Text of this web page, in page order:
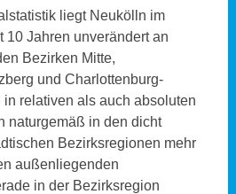
liegt Neukölln im
10 Jahren unverändert an
Bezirken Mitte,
und Charlottenburg-
relativen als auch absoluten
naturgemäß in den dicht
Bezirksregionen mehr
außenliegenden
in der Bezirksregion